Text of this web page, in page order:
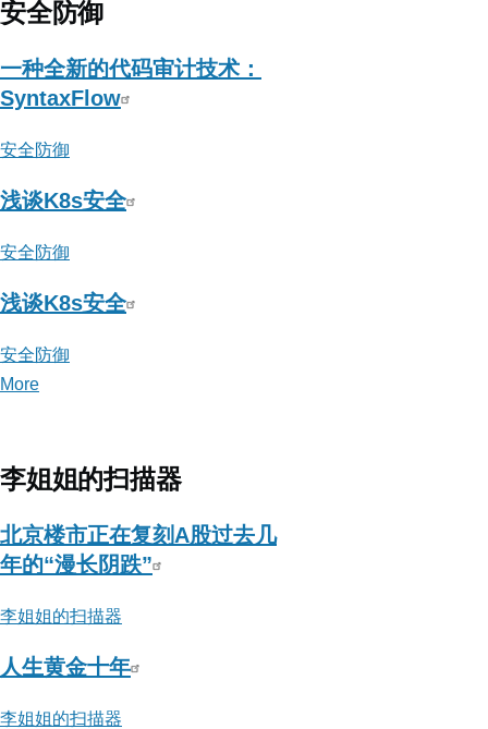
鲁
安全防御
一种全新的代码审计技术：
SyntaxFlow
安全防御
浅谈K8s安全
安全防御
浅谈K8s安全
安全防御
More
全
御
李姐姐的扫描器
北京楼市正在复刻A股过去几
年的“漫长阴跌”
李姐姐的扫描器
人生黄金十年
李姐姐的扫描器